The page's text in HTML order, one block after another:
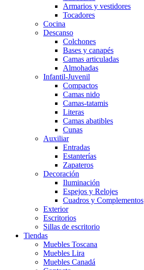
Armarios y vestidores
Tocadores
Cocina
Descanso
Colchones
Bases y canapés
Camas articuladas
Almohadas
Infantil-Juvenil
Compactos
Camas nido
Camas-tatamis
Literas
Camas abatibles
Cunas
Auxiliar
Entradas
Estanterías
Zapateros
Decoración
Iluminación
Espejos y Relojes
Cuadros y Complementos
Exterior
Escritorios
Sillas de escritorio
Tiendas
Muebles Toscana
Muebles Lira
Muebles Canadá